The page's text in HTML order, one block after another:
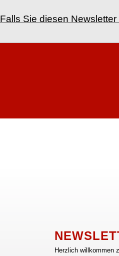
Falls Sie diesen
Herzlich willkommen